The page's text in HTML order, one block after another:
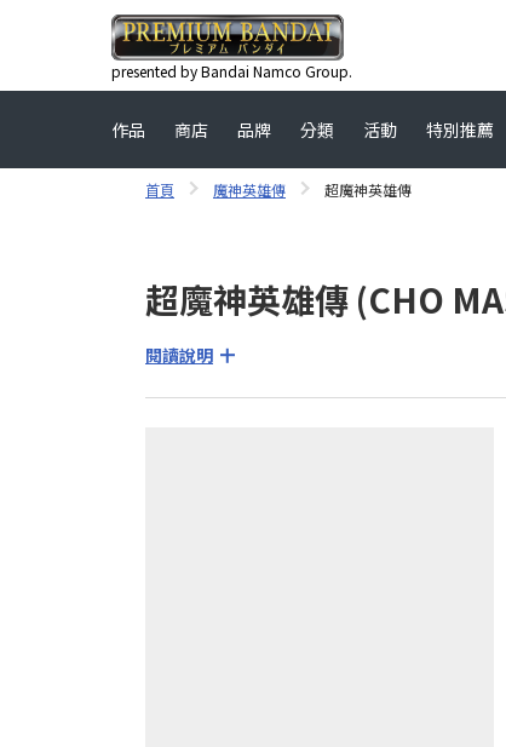
presented by Bandai Namco Group.
作品 商店 品牌 分類 活動 特別推薦
首頁 魔神英雄傳 超魔神英雄傳
超魔神英雄傳 (CHO
閱讀說明